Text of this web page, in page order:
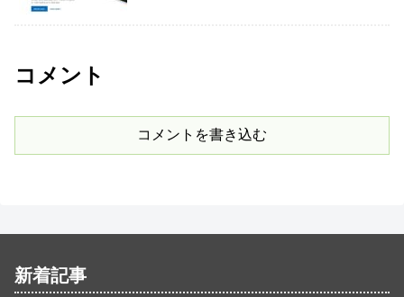
コメント
コメントを書き込む
新着記事